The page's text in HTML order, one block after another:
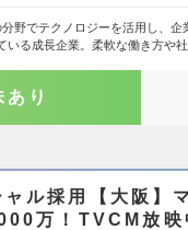
野でテクノロジーを活用し、企
いる成長企業。柔軟な働き方や
あり
ャル採用【大阪】
万！TVCM放映